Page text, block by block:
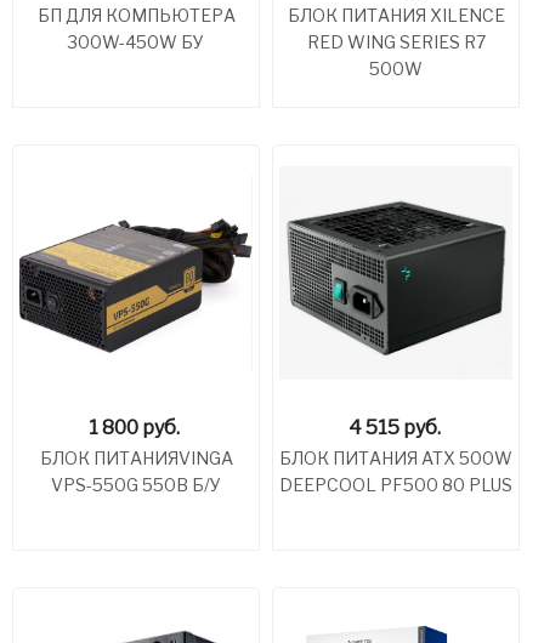
БП ДЛЯ КОМПЬЮТЕРА
300W-450W БУ
БЛОК ПИТАНИЯ XILENCE
RED WING SERIES R7
500W
1 800 руб.
БЛОК ПИТАНИЯVINGA
VPS-550G 550B Б/У
4 515 руб.
БЛОК ПИТАНИЯ ATX 500W
DEEPCOOL PF500 80 PLUS